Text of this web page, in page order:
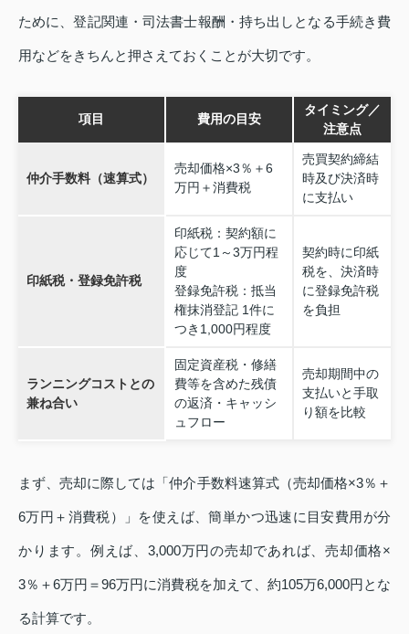
ために、登記関連・司法書士報酬・持ち出しとなる手続き費
用などをきちんと押さえておくことが大切です。
項目 費用の目安
タイミング／
注意点
仲介手数料（速算式）
売却価格×3％＋6
万円＋消費税
売買契約締結
時及び決済時
に支払い
印紙税・登録免許税
印紙税：契約額に
応じて1～3万円程
度
登録免許税：抵当
権抹消登記 1件に
つき1,000円程度
契約時に印紙
税を、決済時
に登録免許税
を負担
ランニングコストとの
兼ね合い
固定資産税・修繕
費等を含めた残債
の返済・キャッシ
ュフロー
売却期間中の
支払いと手取
り額を比較
まず、売却に際しては「仲介手数料速算式（売却価格×3％＋
6万円＋消費税）」を使えば、簡単かつ迅速に目安費用が分
かります。例えば、3,000万円の売却であれば、売却価格×
3％＋6万円＝96万円に消費税を加えて、約105万6,000円とな
る計算です。